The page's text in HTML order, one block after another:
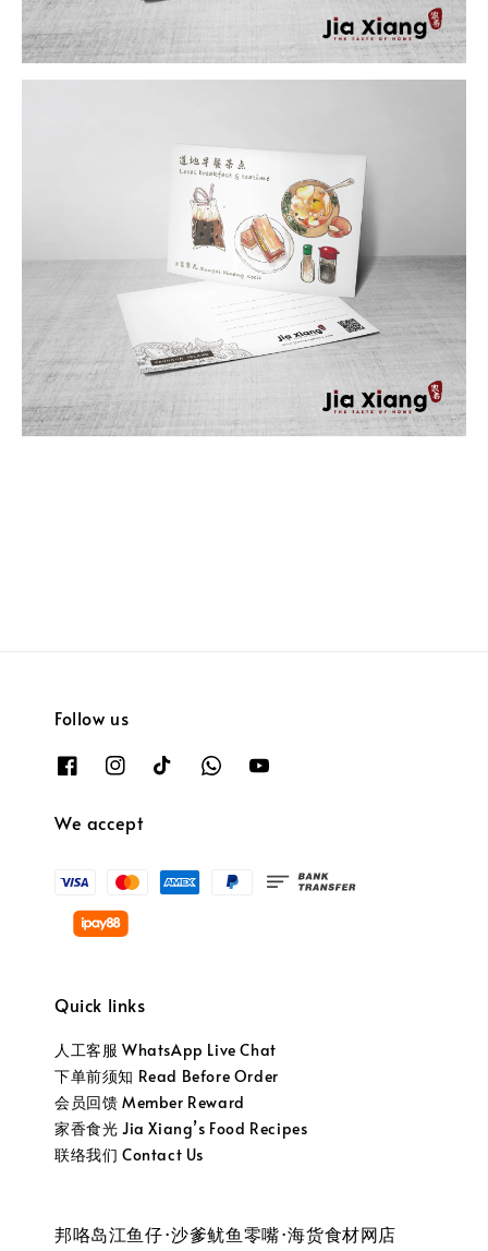
Follow us
We accept
Quick links
人工客服 WhatsApp Live Chat
下单前须知 Read Before Order
会员回馈 Member Reward
家香食光 Jia Xiang’s Food Recipes
联络我们 Contact Us
邦咯岛江鱼仔·沙爹鱿鱼零嘴·海货食材网店